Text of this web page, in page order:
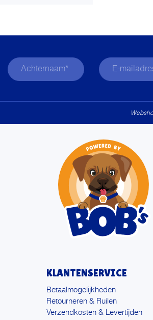
KLANTENSERVICE
Betaalmogelijkheden
Retourneren & Ruilen
Verzendkosten & Levertijden